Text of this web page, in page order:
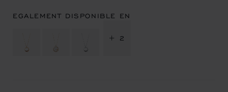
EGALEMENT DISPONIBLE EN
+ 2